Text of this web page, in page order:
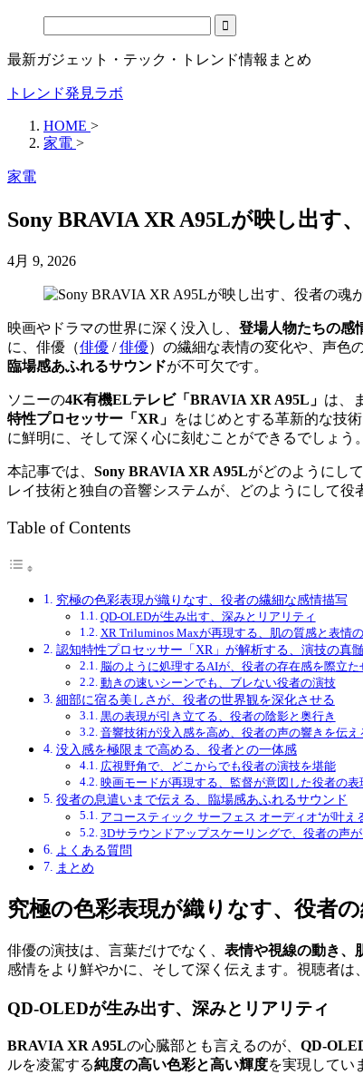
最新ガジェット・テック・トレンド情報まとめ
トレンド発見ラボ
HOME >
家電 >
家電
Sony BRAVIA XR A95Lが映し出す
4月 9, 2026
映画やドラマの世界に深く没入し、 登場人物たちの感
に、 俳優（俳優 /俳優） の繊細な表情の変化や、声色
臨場感あふれるサウンドが不可欠です。
ソニーの4K有機ELテレビ「BRAVIA XR A95L」 は、
特性プロセッサー「XR」 をはじめとする革新的な技
に鮮明に、そして深く心に刻むことができるでしょう。
本記事では、 Sony BRAVIA XR A95Lがどのようにして
レイ技術と独自の音響システムが、どのようにして役
Table of Contents
究極の色彩表現が織りなす、役者の繊細な感情描写
QD-OLEDが生み出す、深みとリアリティ
XR Triluminos Maxが再現する、肌の質感と表情
認知特性プロセッサー「XR」が解析する、演技の真
脳のように処理するAIが、役者の存在感を際立た
動きの速いシーンでも、ブレない役者の演技
細部に宿る美しさが、役者の世界観を深化させる
黒の表現が引き立てる、役者の陰影と奥行き
音響技術が没入感を高め、役者の声の響きを伝え
没入感を極限まで高める、役者との一体感
広視野角で、どこからでも役者の演技を堪能
映画モードが再現する、監督が意図した役者の表
役者の息遣いまで伝える、臨場感あふれるサウンド
アコースティック サーフェス オーディオ⁺が叶え
3Dサラウンドアップスケーリングで、役者の声が
よくある質問
まとめ
究極の色彩表現が織りなす、役者
俳優の演技は、言葉だけでなく、 表情や視線の動き、
感情をより鮮やかに、そして深く伝えます。視聴者
QD-OLEDが生み出す、深みとリアリティ
BRAVIA XR A95Lの心臓部とも言えるのが、 QD-
ルを凌駕する純度の高い色彩と高い輝度を実現してい